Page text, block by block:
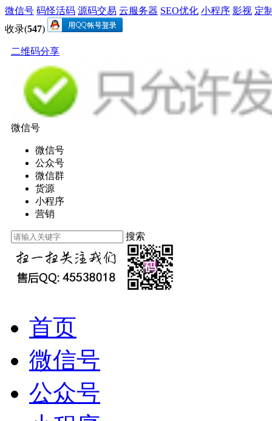
微信号 码怪活码 源码交易 云服务器 SEO优化 小程序 影视 定
收录(547)
二维码分享
微信号
微信号
公众号
微信群
货源
小程序
营销
搜索
首页
微信号
公众号